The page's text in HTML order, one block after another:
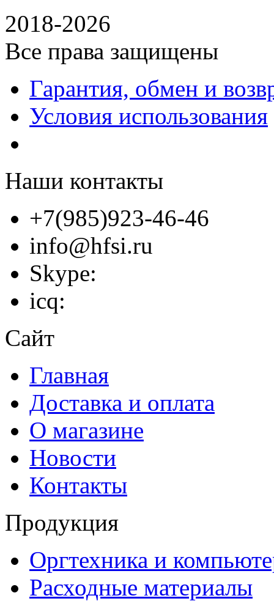
2018-2026
Все права защищены
Гарантия, обмен и
Условия использования
Наши контакты
+7(985)923-46-46
info@hfsi.ru
Skype:
icq:
Сайт
Главная
Доставка и оплата
О магазине
Новости
Контакты
Продукция
Оргтехника и
Расходные материалы